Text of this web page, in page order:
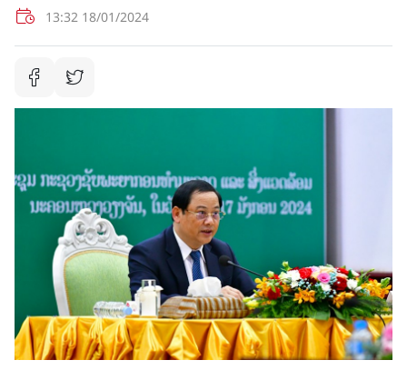
13:32 18/01/2024